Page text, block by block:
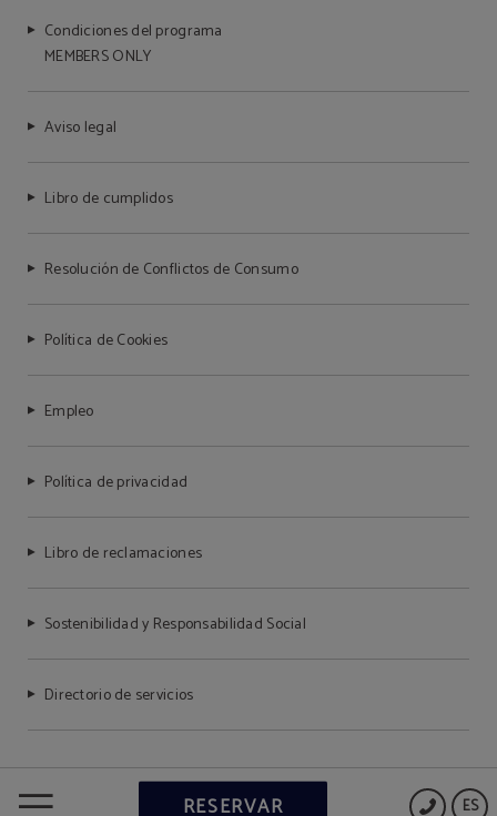
ES
RESERVAR
Condiciones del programa
MEMBERS ONLY
Aviso legal
Libro de cumplidos
Resolución de Conflictos de Consumo
Política de Cookies
Empleo
Política de privacidad
Libro de reclamaciones
Sostenibilidad y Responsabilidad Social
Directorio de servicios
Powered by Keytel